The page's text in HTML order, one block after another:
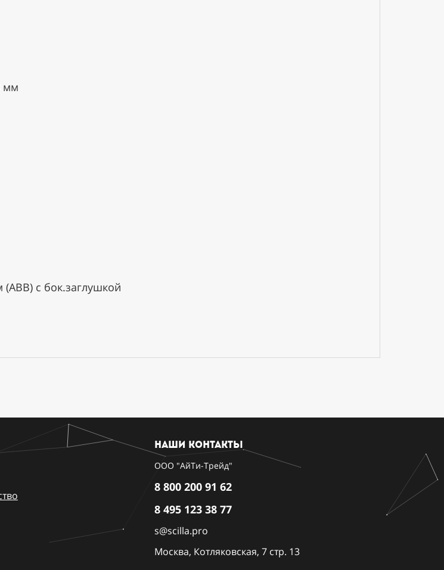
мм
с бок.заглушкой
компании
Наши контакты
ООО "АйТи-Трейд"
8 800 200 91 62
8 495 123 38 77
s@scilla.pro
Москва, Котляковская, 7 стр. 13